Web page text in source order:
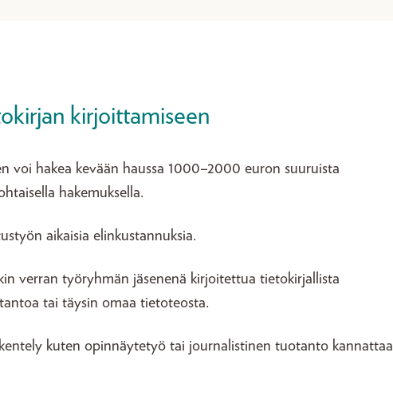
kirjoittamiseen
voi hakea kevään haussa 1000–2000 euron suuruista
hakemuksella.
aikaisia elinkustannuksia.
verran työryhmän jäsenenä kirjoitettua tietokirjallista
tai täysin omaa tietoteosta.
kuten opinnäytetyö tai journalistinen tuotanto kannattaa